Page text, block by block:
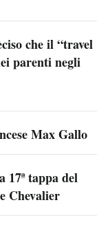
che il “travel
parenti negli
Max Gallo
17ª tappa del
Chevalier